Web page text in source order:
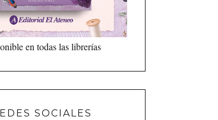
en todas las librerías
SOCIALES